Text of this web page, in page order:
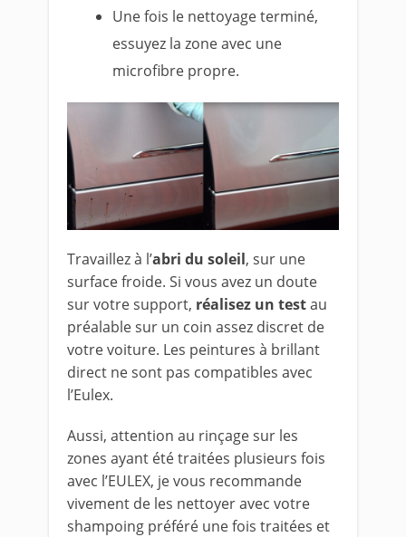
Une fois le nettoyage terminé,
essuyez la zone avec une
microfibre propre.
Travaillez à l’abri du soleil, sur une
surface froide. Si vous avez un doute
sur votre support, réalisez un testau
préalable sur un coin assez discret de
votre voiture. Les peintures à brillant
direct ne sont pas compatibles avec
l’Eulex.
Aussi, attention au rinçage sur les
zones ayant été traitées plusieurs fois
avec l’EULEX, je vous recommande
vivement de les nettoyer avec votre
shampoing préféré une fois traitées et